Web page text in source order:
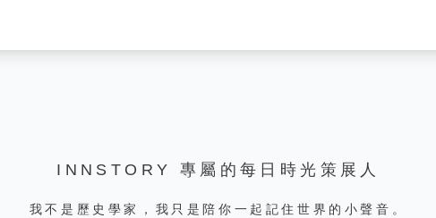
INNSTORY 專屬的每日時光策展人
我不是歷史學家，我只是陪你一起記住世界的小聲音。